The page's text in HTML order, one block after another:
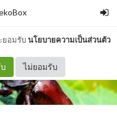
ยอมรับนโยบายความเป็นส่วนตัว
ไม่ยอมรับ